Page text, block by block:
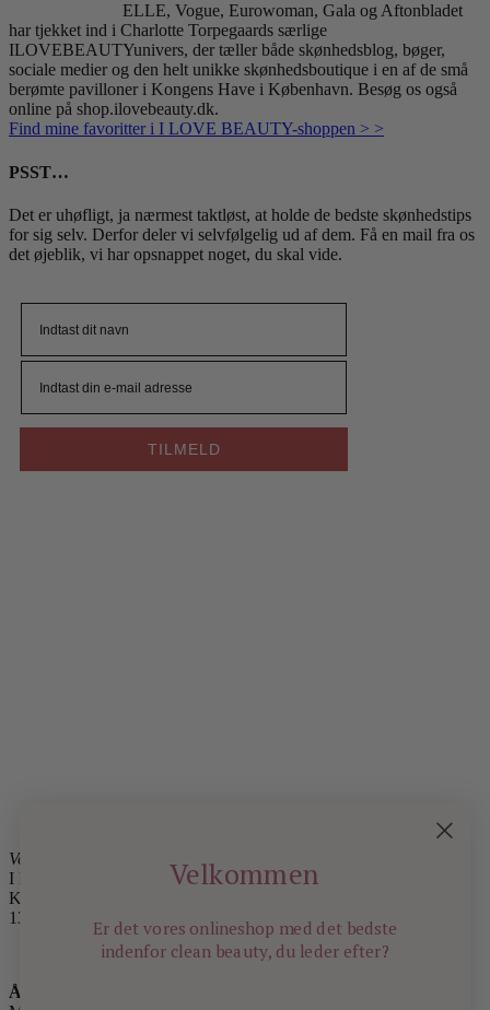
ELLE, Vogue, Eurowoman, Gala og Aftonbladet
har tjekket ind i Charlotte Torpegaards særlige
ILOVEBEAUTYunivers, der tæller både skønhedsblog, bøger,
sociale medier og den helt unikke skønhedsboutique i en af de små
berømte pavilloner i Kongens Have i København. Besøg os også
online på shop.ilovebeauty.dk.
Find mine favoritter i I LOVE BEAUTY-shoppen > >
PSST…
Det er uhøfligt, ja nærmest taktløst, at holde de bedste skønhedstips
for sig selv. Derfor deler vi selvfølgelig ud af dem. Få en mail fra os
det øjeblik, vi har opsnappet noget, du skal vide.
TILMELD
Velkommen i Kongens Have
I LOVE BEAUTY
Kronprinsessegade 23
1306 København K
Åbningstider
Velkommen
Er det vores onlineshop med det bedste
indenfor clean beauty, du leder efter?